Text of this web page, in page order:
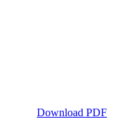
Download PDF